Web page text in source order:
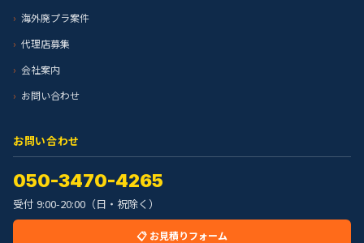
海外廃プラ案件
代理店募集
会社案内
お問い合わせ
お問い合わせ
050-3470-4265
受付 9:00-20:00（日・祝除く）
📋 お見積りフォーム